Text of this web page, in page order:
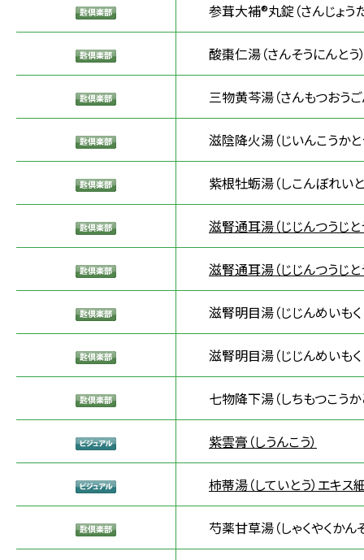
参茸大補®丸錠（さんじょう
酸棗仁湯（さんそうにんとう
三物黄芩湯（さんもつおうご
滋陰降火湯（じいんこうかと
紫根牡蛎湯（しこんぼれい
滋腎通耳湯（じじんつうじと
滋腎通耳湯（じじんつうじと
滋腎明目湯（じじんめいもく
滋腎明目湯（じじんめいもく
七物降下湯（しちもつこうか
紫雲膏（しうんこう）
柿蒂湯（していとう）エキス
芍薬甘草湯（しゃくやくかん